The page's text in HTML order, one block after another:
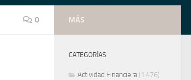
0 MÁS
CATEGORÍAS
Actividad Financiera(1.476)